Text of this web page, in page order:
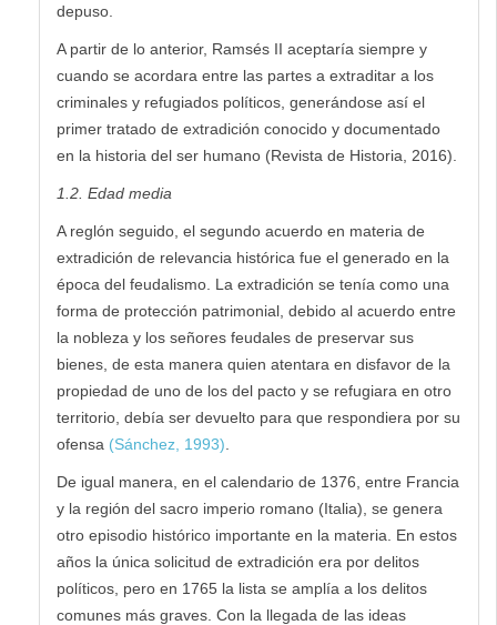
depuso.
A partir de lo anterior, Ramsés II aceptaría siempre y
cuando se acordara entre las partes a extraditar a los
criminales y refugiados políticos, generándose así el
primer tratado de extradición conocido y documentado
en la historia del ser humano (Revista de Historia, 2016).
1.2. Edad media
A reglón seguido, el segundo acuerdo en materia de
extradición de relevancia histórica fue el generado en la
época del feudalismo. La extradición se tenía como una
forma de protección patrimonial, debido al acuerdo entre
la nobleza y los señores feudales de preservar sus
bienes, de esta manera quien atentara en disfavor de la
propiedad de uno de los del pacto y se refugiara en otro
territorio, debía ser devuelto para que respondiera por su
ofensa (Sánchez, 1993)
De igual manera, en el calendario de 1376, entre Francia
y la región del sacro imperio romano (Italia), se genera
otro episodio histórico importante en la materia. En estos
años la única solicitud de extradición era por delitos
políticos, pero en 1765 la lista se amplía a los delitos
comunes más graves. Con la llegada de las ideas